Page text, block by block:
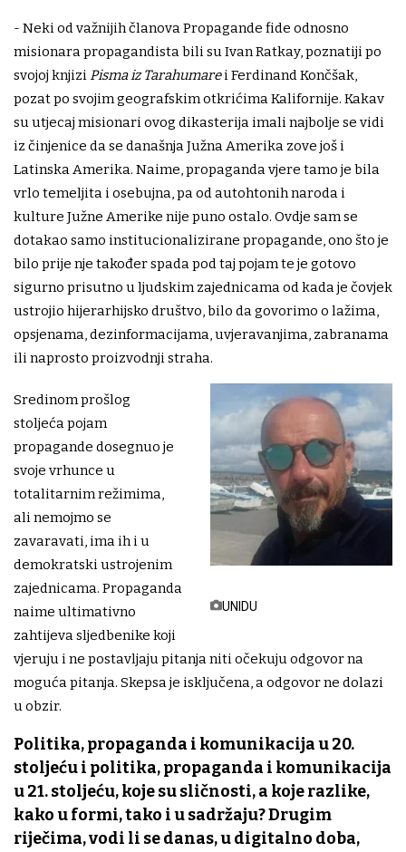
- Neki od važnijih članova Propagande fide odnosno
misionara propagandista bili su Ivan Ratkay, poznatiji po
svojoj knjiziPisma iz Tarahumarei Ferdinand Končšak,
pozat po svojim geografskim otkrićima Kalifornije. Kakav
su utjecaj misionari ovog dikasterija imali najbolje se vidi
iz činjenice da se današnja Južna Amerika zove još i
Latinska Amerika. Naime, propaganda vjere tamo je bila
vrlo temeljita i osebujna, pa od autohtonih naroda i
kulture Južne Amerike nije puno ostalo. Ovdje sam se
dotakao samo institucionalizirane propagande, ono što je
bilo prije nje također spada pod taj pojam te je gotovo
sigurno prisutno u ljudskim zajednicama od kada je čovjek
ustrojio hijerarhijsko društvo, bilo da govorimo o lažima,
opsjenama, dezinformacijama, uvjeravanjima, zabranama
ili naprosto proizvodnji straha.
UNIDU
Sredinom prošlog
stoljeća pojam
propagande dosegnuo je
svoje vrhunce u
totalitarnim režimima,
ali nemojmo se
zavaravati, ima ih i u
demokratski ustrojenim
zajednicama. Propaganda
naime ultimativno
zahtijeva sljedbenike koji
vjeruju i ne postavljaju pitanja niti očekuju odgovor na
moguća pitanja. Skepsa je isključena, a odgovor ne dolazi
u obzir.
Politika, propaganda i komunikacija u 20.
stoljeću i politika, propaganda i komunikacija
u 21. stoljeću, koje su sličnosti, a koje razlike,
kako u formi, tako i u sadržaju? Drugim
riječima, vodi li se danas, u digitalno doba,